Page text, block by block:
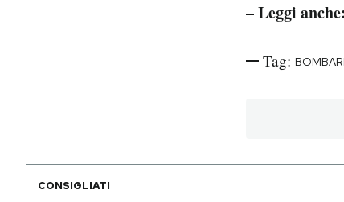
– Leggi anche:
Tag:
CONSIGLIATI